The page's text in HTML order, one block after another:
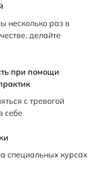
несколько раз в
делайте
при помощи
с тревогой
себе
специальных курсах